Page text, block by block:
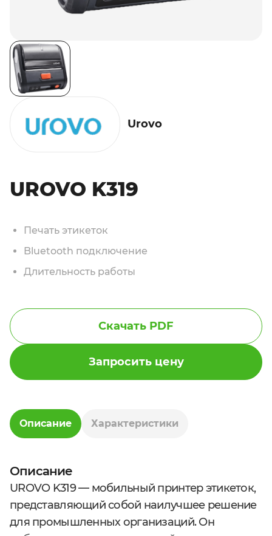
Urovo
UROVO K319
Печать этикеток
Bluetooth подключение
Длительность работы
Запросить цену
Скачать PDF
Описание Характеристики
Описание
UROVO K319 — мобильный принтер этикеток,
представляющий собой наилучшее решение
для промышленных организаций. Он